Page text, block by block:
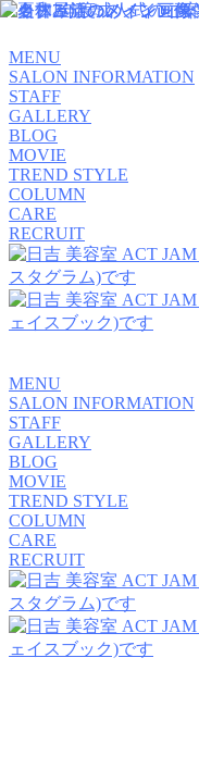
MENU
SALON INFORMATION
STAFF
GALLERY
BLOG
MOVIE
TREND STYLE
COLUMN
CARE
RECRUIT
MENU
SALON INFORMATION
STAFF
GALLERY
BLOG
MOVIE
TREND STYLE
COLUMN
CARE
RECRUIT